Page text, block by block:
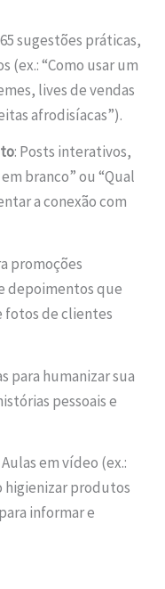
sugestões práticas,
(ex.: “Como usar um
lives de vendas
afrodisíacas”).
: Posts interativos,
branco” ou “Qual
a conexão com
promoções
depoimentos que
fotos de clientes
para humanizar sua
pessoais e
Aulas em vídeo (ex.:
higienizar produtos
informar e